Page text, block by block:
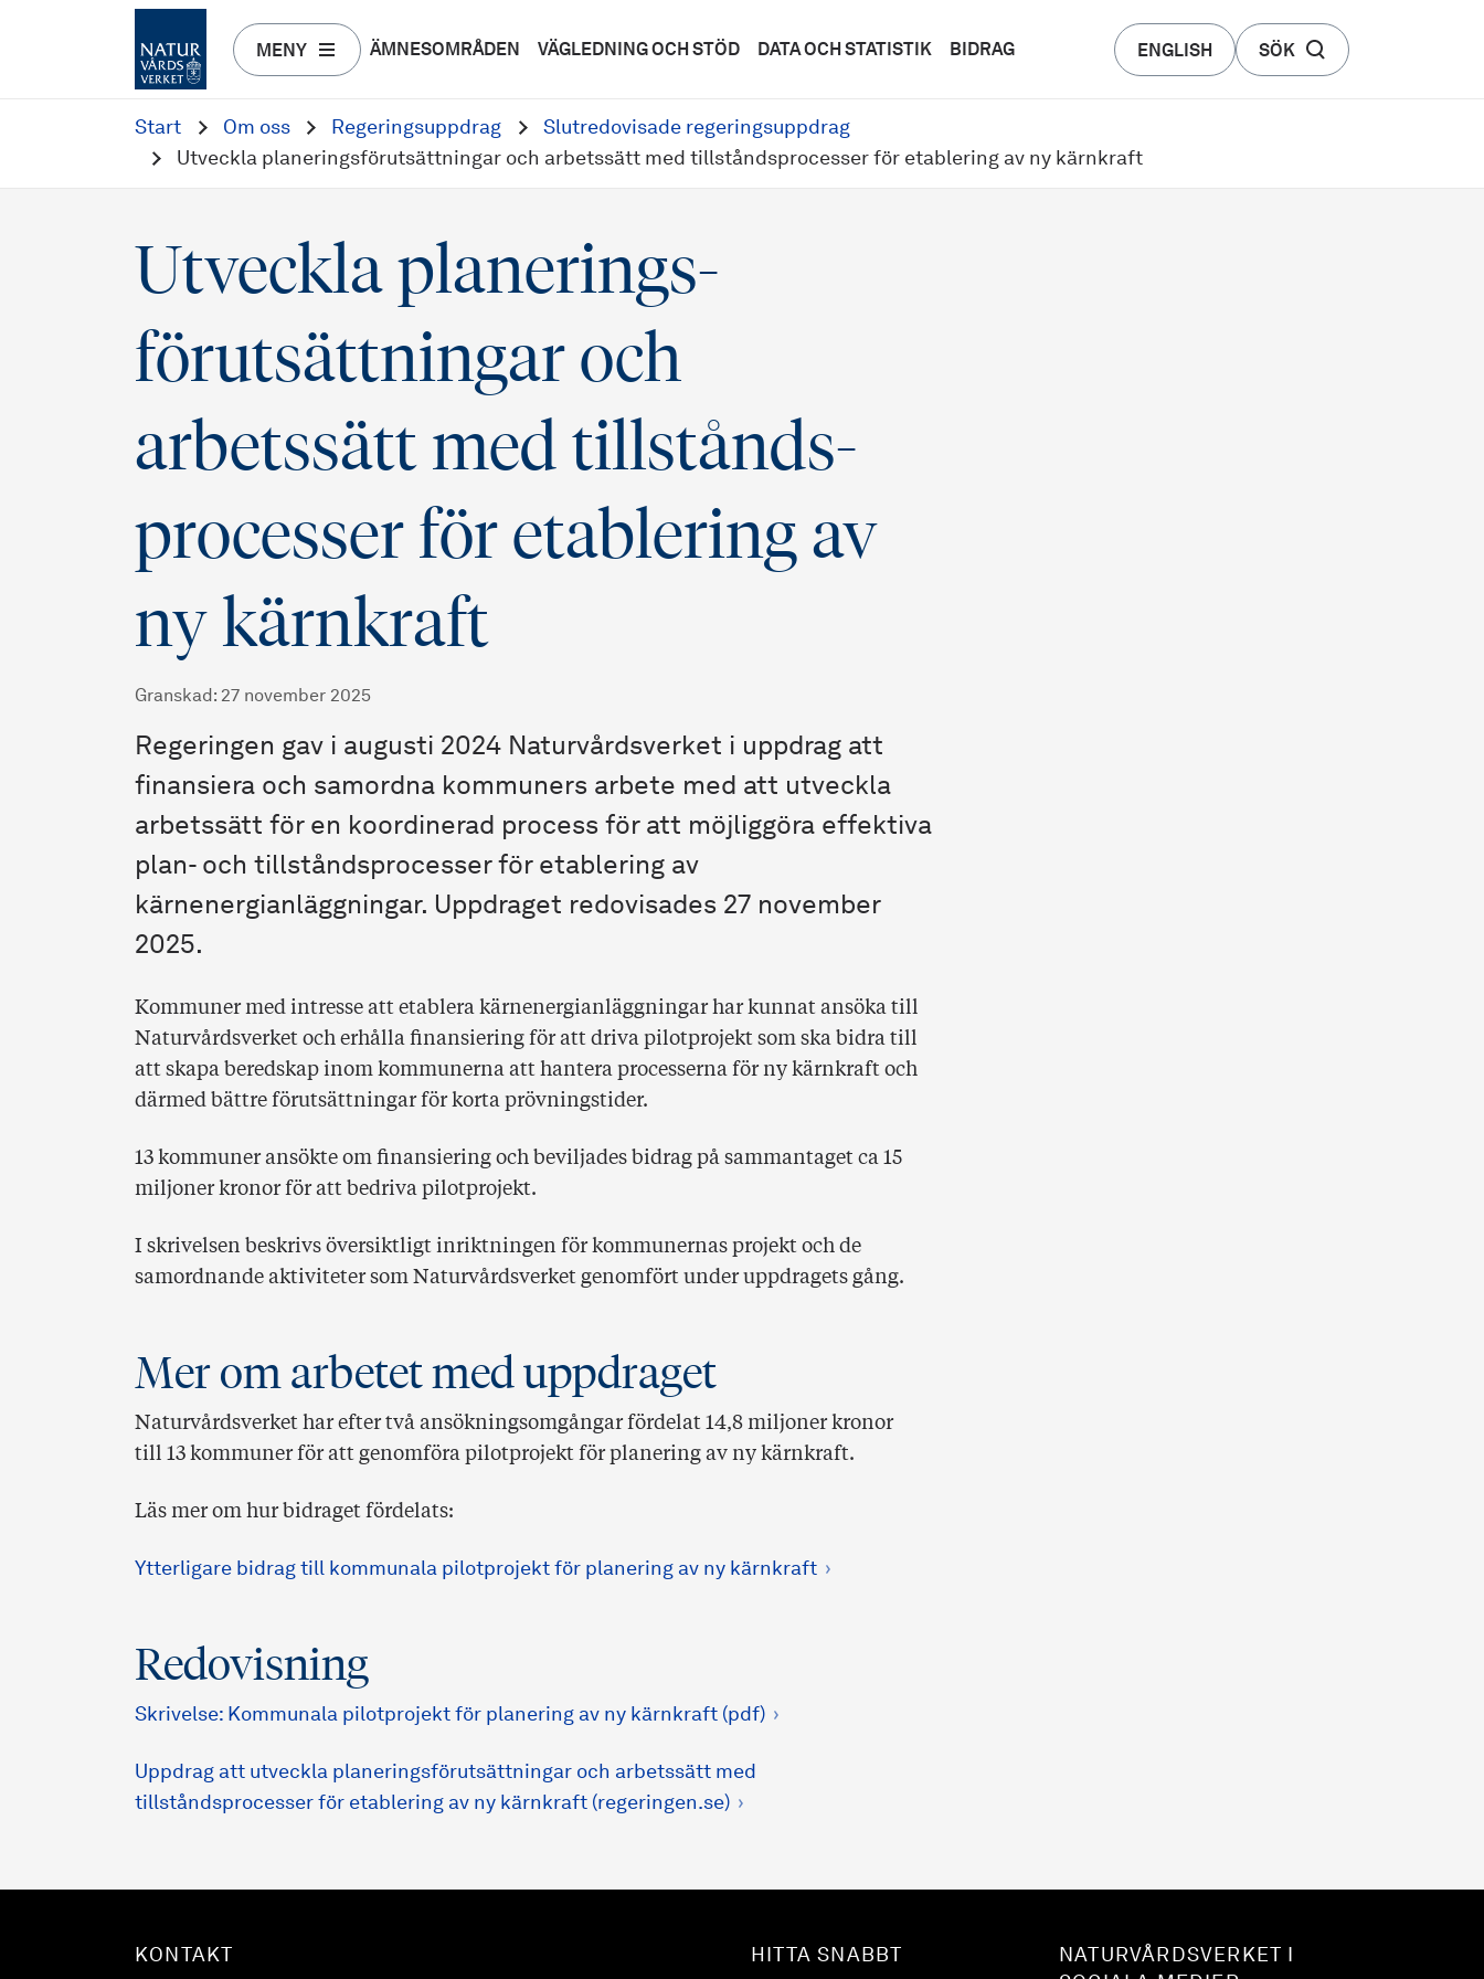
MENY ÄMNESOMRÅDEN VÄGLEDNING OCH STÖD DATA OCH STATISTIK BIDRAG ENGLISH SÖK
Start Om oss Regeringsuppdrag
Slutredovisade regeringsuppdrag
Utveckla planerings­förutsättningar och arbetssätt med tillstånds­processer för etablering av ny kärnkraft
Utveckla planerings­
förutsättningar och
arbetssätt med tillstånds­
processer för etablering av
ny kärnkraft
Granskad : 27 november 2025
Regeringen gav i augusti 2024 Naturvårdsverket i uppdrag att
finansiera och samordna kommuners arbete med att utveckla
arbetssätt för en koordinerad process för att möjliggöra effektiva
plan- och tillståndsprocesser för etablering av
kärnenergianläggningar. Uppdraget redovisades 27 november
2025.
Kommuner med intresse att etablera kärnenergianläggningar har kunnat ansöka till
Naturvårdsverket och erhålla finansiering för att driva pilotprojekt som ska bidra till
att skapa beredskap inom kommunerna att hantera processerna för ny kärnkraft och
därmed bättre förutsättningar för korta prövningstider.
13 kommuner ansökte om finansiering och beviljades bidrag på sammantaget ca 15
miljoner kronor för att bedriva pilotprojekt.
I skrivelsen beskrivs översiktligt inriktningen för kommunernas projekt och de
samordnande aktiviteter som Naturvårdsverket genomfört under uppdragets gång.
Mer om arbetet med uppdraget
Naturvårdsverket har efter två ansökningsomgångar fördelat 14,8 miljoner kronor
till 13 kommuner för att genomföra pilotprojekt för planering av ny kärnkraft.
Läs mer om hur bidraget fördelats:
Ytterligare bidrag till kommunala pilotprojekt för planering av ny kärnkraft
Redovisning
Skrivelse: Kommunala pilotprojekt för planering av ny kärnkraft (pdf)
Uppdrag att utveckla planeringsförutsättningar och arbetssätt med
tillståndsprocesser för etablering av ny kärnkraft (regeringen.se)
KONTAKT HITTA SNABBT
NATURVÅRDSVERKET I